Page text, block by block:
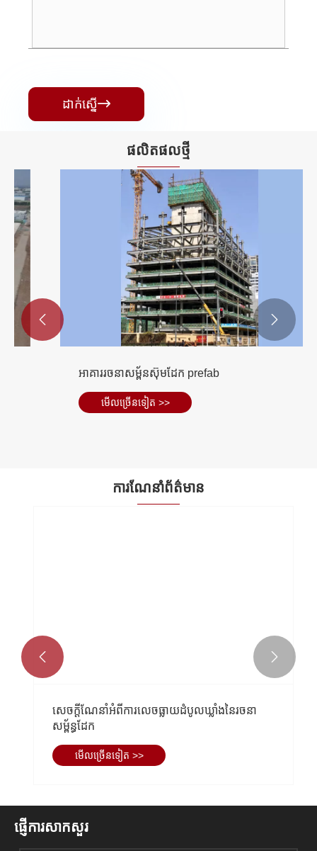
ដាក់ស្នើ
ផលិតផល​ថ្មី
អាគាររចនាសម្ព័នស៊ុមដែក prefab
មើល​ច្រើន​ទៀត >>
 
ការណែនាំព័ត៌មាន
សេចក្តីណែនាំអំពីការលេចធ្លាយដំបូលឃ្លាំងនៃរចនា
សម្ព័ន្ធដែក
មើល​ច្រើន​ទៀត >>
 
ផ្ញើការសាកសួរ